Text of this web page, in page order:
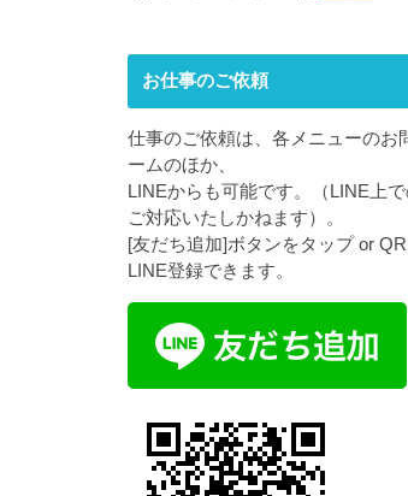
お仕事のご依頼
仕事のご依頼は、各メニューのお
ームのほか、
LINEからも可能です。（LINE上
ご対応いたしかねます）。
[友だち追加]ボタンをタップ or
LINE登録できます。